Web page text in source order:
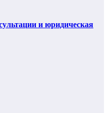
и юридическая